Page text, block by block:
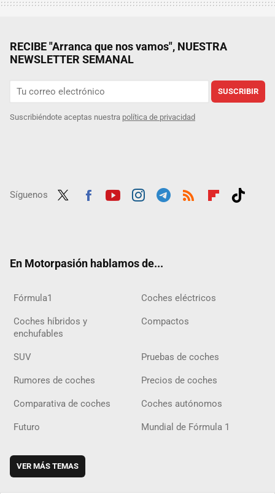
RECIBE "Arranca que nos vamos", NUESTRA
NEWSLETTER SEMANAL
SUSCRIBIR
Suscribiéndote aceptas nuestra política de privacidad
Síguenos
En Motorpasión hablamos de...
Fórmula1 Coches eléctricos
Coches híbridos y
enchufables
Compactos
SUV Pruebas de coches
Rumores de coches Precios de coches
Comparativa de coches Coches autónomos
Futuro Mundial de Fórmula 1
VER MÁS TEMAS